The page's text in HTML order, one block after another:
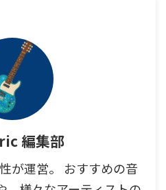
編集部
が運営。 おすすめの音